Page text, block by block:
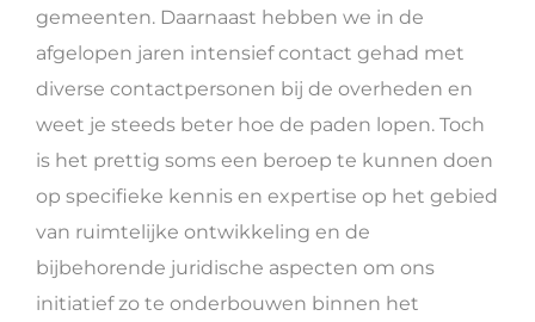
gemeenten. Daarnaast hebben we in de
afgelopen jaren intensief contact gehad met
diverse contactpersonen bij de overheden en
weet je steeds beter hoe de paden lopen. Toch
is het prettig soms een beroep te kunnen doen
op specifieke kennis en expertise op het gebied
van ruimtelijke ontwikkeling en de
bijbehorende juridische aspecten om ons
initiatief zo te onderbouwen binnen het